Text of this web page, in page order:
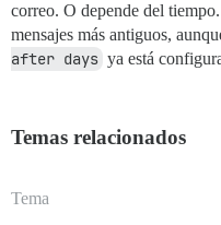
correo. O depende del
mensajes más antiguos,
after days ya está
Temas relacionados
Tema